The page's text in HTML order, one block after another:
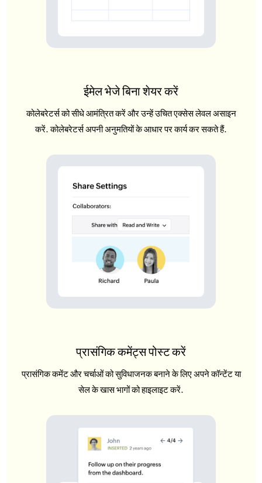
ईमेल भेजे बिना शेयर करें
कोलेबरेटर्स को सीधे आमंत्रित करें और उन्हें उचित एक्सेस लेवल असाइन
करें. कोलेबरेटर्स अपनी अनुमतियों के आधार पर कार्य कर सकते हैं.
प्रासंगिक कमेंट्स पोस्ट करें
प्रासंगिक कमेंट और चर्चाओं को सुविधाजनक बनाने के लिए अपने कॉन्टेंट या
सेल के खास भागों को हाइलाइट करें.